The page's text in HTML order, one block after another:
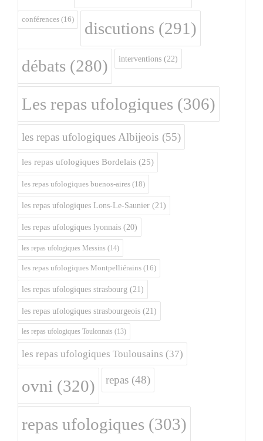
conférences (16) discutions (291)
débats (280) interventions (22)
Les repas ufologiques (306)
les repas ufologiques Albijeois (55)
les repas ufologiques Bordelais (25)
les repas ufologiques buenos-aires (18)
les repas ufologiques Lons-Le-Saunier (21)
les repas ufologiques lyonnais (20)
les repas ufologiques Messins (14)
les repas ufologiques Montpelliérains (16)
les repas ufologiques strasbourg (21)
les repas ufologiques strasbourgeois (21)
les repas ufologiques Toulonnais (13)
les repas ufologiques Toulousains (37)
ovni (320) repas (48)
repas ufologiques (303)